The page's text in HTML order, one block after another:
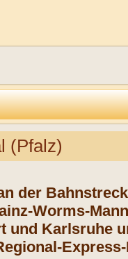
(Pfalz)
der
Worms-
und Karlsruhe